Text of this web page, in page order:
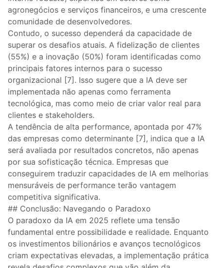
agronegócios e serviços financeiros, e uma crescente
comunidade de desenvolvedores.
Contudo, o sucesso dependerá da capacidade de
superar os desafios atuais. A fidelização de clientes
(55%) e a inovação (50%) foram identificadas como
principais fatores internos para o sucesso
organizacional [7]. Isso sugere que a IA deve ser
implementada não apenas como ferramenta
tecnológica, mas como meio de criar valor real para
clientes e stakeholders.
A tendência de alta performance, apontada por 47%
das empresas como determinante [7], indica que a IA
será avaliada por resultados concretos, não apenas
por sua sofisticação técnica. Empresas que
conseguirem traduzir capacidades de IA em melhorias
mensuráveis de performance terão vantagem
competitiva significativa.
## Conclusão: Navegando o Paradoxo
O paradoxo da IA em 2025 reflete uma tensão
fundamental entre possibilidade e realidade. Enquanto
os investimentos bilionários e avanços tecnológicos
criam expectativas elevadas, a implementação prática